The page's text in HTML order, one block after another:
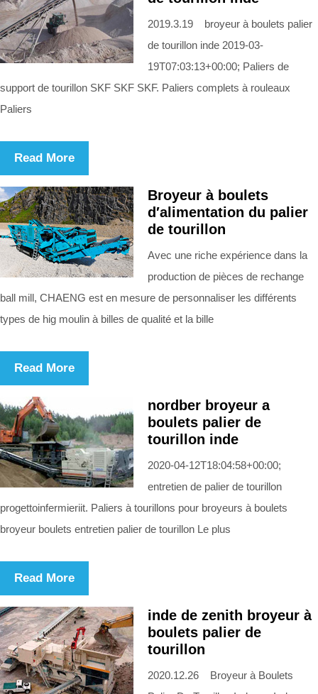
2019.3.19 broyeur à boulets palier
de tourillon inde 2019-03-
19T07:03:13+00:00; Paliers de
support de tourillon SKF SKF SKF. Paliers complets à rouleaux
Paliers
Read More
Broyeur à boulets
d′alimentation du palier
de tourillon
Avec une riche expérience dans la
production de pièces de rechange
ball mill, CHAENG est en mesure de personnaliser les différents
types de hig moulin à billes de qualité et la bille
Read More
nordber broyeur a
boulets palier de
tourillon inde
2020-04-12T18:04:58+00:00;
entretien de palier de tourillon
progettoinfermieriit. Paliers à tourillons pour broyeurs à boulets
broyeur boulets entretien palier de tourillon Le plus
Read More
inde de zenith broyeur à
boulets palier de
tourillon
2020.12.26 Broyeur à Boulets